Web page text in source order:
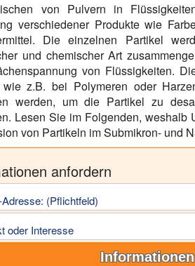
von Pulvern in
verschiedener Produkte wie
Die einzelnen Partikel
und chemischer Art
von Flüssigkeiten.
z.B. bei Polymeren oder
werden, um die Partikel zu
Lesen Sie im Folgenden, weshalb
von Partikeln im Submikron- und
anfordern
(Pflichtfeld)
oder Interesse